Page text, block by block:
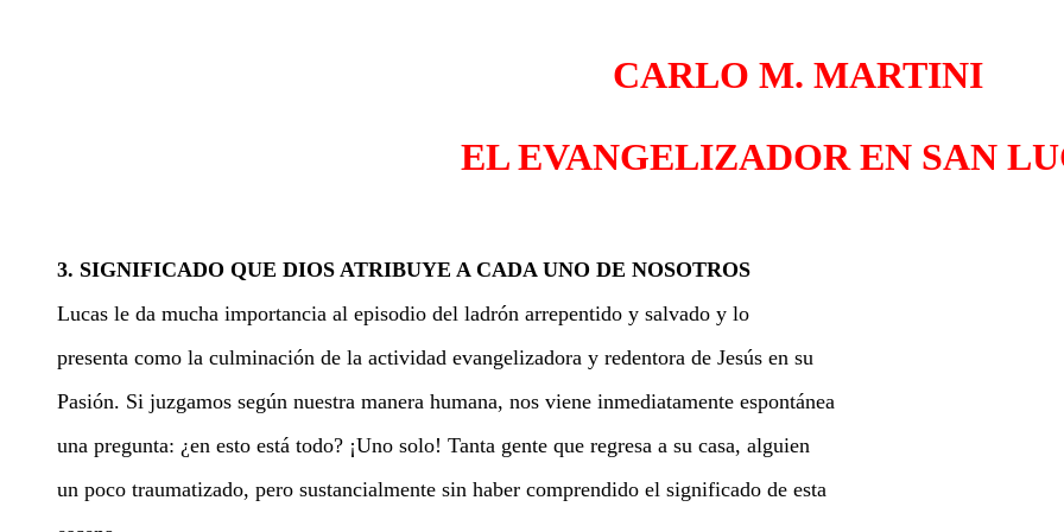
CARLO M. MARTINI
EL EVANGELIZADOR EN SAN
3. SIGNIFICADO QUE DIOS ATRIBUYE A CADA UNO DE NOSOTROS
Lucas le da mucha importancia al episodio del ladrón arrepentido y salvado y lo
presenta como la culminación de la actividad evangelizadora y redentora de Jesús en su
Pasión. Si juzgamos según nuestra manera humana, nos viene inmediatamente espontánea
una pregunta: ¿en esto está todo? ¡Uno solo! Tanta gente que regresa a su casa, alguien
un poco traumatizado, pero sustancialmente sin haber comprendido el significado de esta